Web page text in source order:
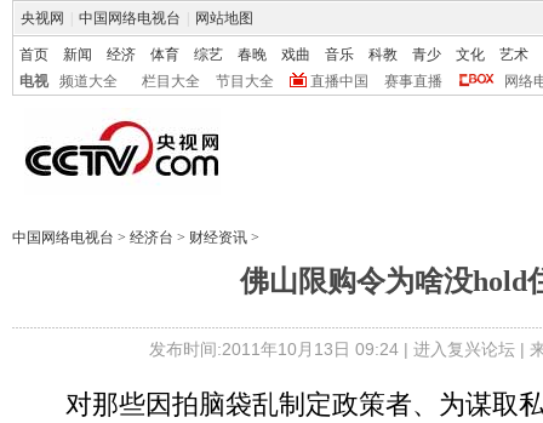
央视网 中国网络电视台 网站地图
首页 新闻 经济 体育 综艺 春晚 戏曲 音乐 科教 青少 文化
艺术
电视
频道大全 栏目大全 节目大全 直播中国 赛事直播 网络
中国网络电视台 > 经济台 > 财经资讯 >
佛山限购令为啥没hold
发布时间:2011年10月13日 09:24 | 进入复兴论坛|
对那些因拍脑袋乱制定政策者、为谋取